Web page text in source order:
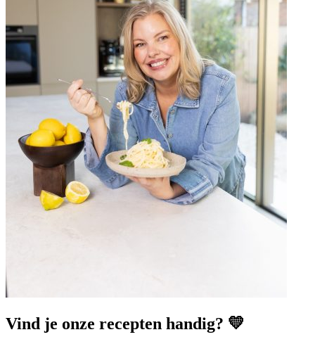
Vind je onze recepten handig? 💛